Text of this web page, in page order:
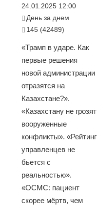
24.01.2025 12:00
День за днем
145 (42489)
«Трамп в ударе. Как
первые решения
новой администрации
отразятся на
Казахстане?».
«Казахстану не грозят
вооруженные
конфликты». «Рейтинг
управленцев не
бьется с
реальностью».
«ОСМС: пациент
скорее мёртв, чем